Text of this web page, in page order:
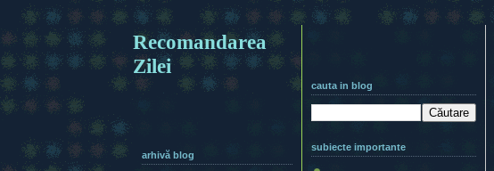
cauta in blog
subiecte importante
Recomandarea
Zilei
arhivă blog